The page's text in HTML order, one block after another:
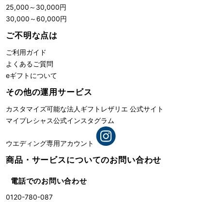
25,000 ～ 30,000円
30,000 ～ 60,000円
ご不明な点は
ご利用ガイド
よくあるご質問
eギフトについて
その他の運用サービス
カスタマイズ可能な法人ギフト レザリエ 公式サイト
マイプレシャス公式インスタグラム
ウエディング専用アカウント
商品・サービスについてのお問い合わせ
電話でのお問い合わせ
0120-780-087